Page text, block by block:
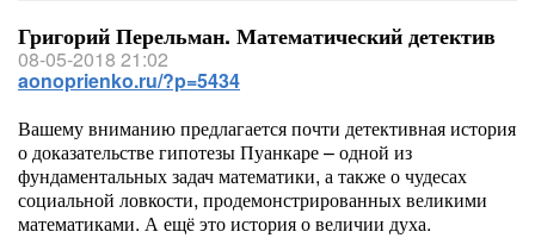
Григорий Перельман. Математический детектив
08-05-2018 21:02
aonoprienko.ru/?p=5434
Вашему вниманию предлагается почти детективная история
о доказательстве гипотезы Пуанкаре – одной из
фундаментальных задач математики, а также о чудесах
социальной ловкости, продемонстрированных великими
математиками. А ещё это история о величии духа.